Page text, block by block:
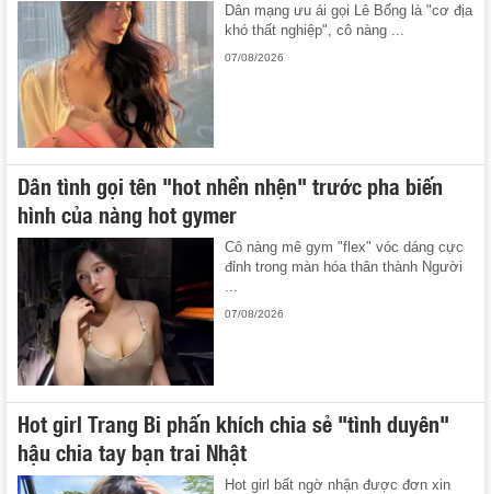
Dân mạng ưu ái gọi Lê Bống là "cơ địa
khó thất nghiệp", cô nàng ...
07/08/2026
Dân tình gọi tên "hot nhền nhện" trước pha biến
hình của nàng hot gymer
Cô nàng mê gym "flex" vóc dáng cực
đỉnh trong màn hóa thân thành Người
...
07/08/2026
Hot girl Trang Bi phấn khích chia sẻ "tình duyên"
hậu chia tay bạn trai Nhật
Hot girl bất ngờ nhận được đơn xin